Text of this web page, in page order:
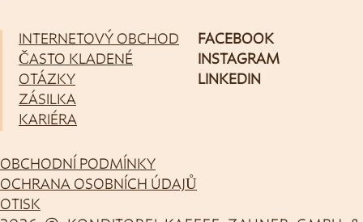
INTERNETOVÝ OBCHOD
ČASTO KLADENÉ
OTÁZKY
ZÁSILKA
KARIÉRA
FACEBOOK
INSTAGRAM
LINKEDIN
OBCHODNÍ PODMÍNKY
OCHRANA OSOBNÍCH ÚDAJŮ
OTISK